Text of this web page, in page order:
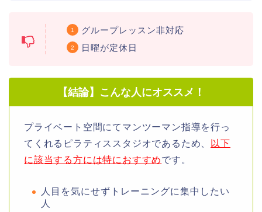
グループレッスン非対応
日曜が定休日
【結論】こんな人にオススメ！
プライベート空間にてマンツーマン指導を行っ
てくれるピラティススタジオであるため、
以下
に該当する方には特におすすめです 。
人目を気にせずトレーニングに集中したい
人